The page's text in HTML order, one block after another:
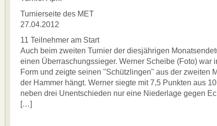
Turnierseite des MET
27.04.2012
11 Teilnehmer am Start
Auch beim zweiten Turnier der diesjährigen
einen Überraschungssieger. Werner Scheibe (Foto) war
Form und zeigte seinen "Schützlingen" aus der zweiten
der Hammer hängt. Werner siegte mit 7,5 Punkten aus
neben drei Unentschieden nur eine Niederlage gegen
[…]